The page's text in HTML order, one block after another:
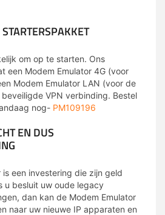
om op te starten. Ons
een Modem Emulator 4G (voor
Modem Emulator LAN (voor de
VPN verbinding. Bestel
nog- PM109196
EN DUS
is een investering die zijn geld
u besluit uw oude legacy
dan kan de Modem Emulator
naar uw nieuwe IP apparaten en